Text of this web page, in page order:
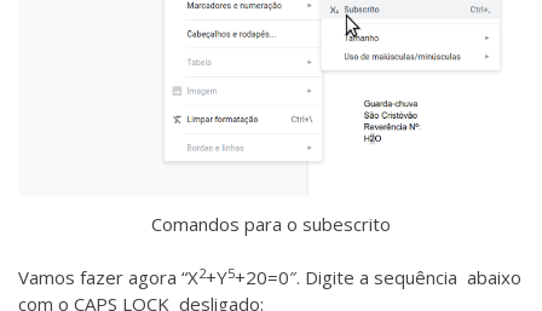
Comandos para o subescrito
Vamos fazer agora “X2+Y5+20=0″. Digite a sequência abaixo
com o CAPS LOCK desligado: